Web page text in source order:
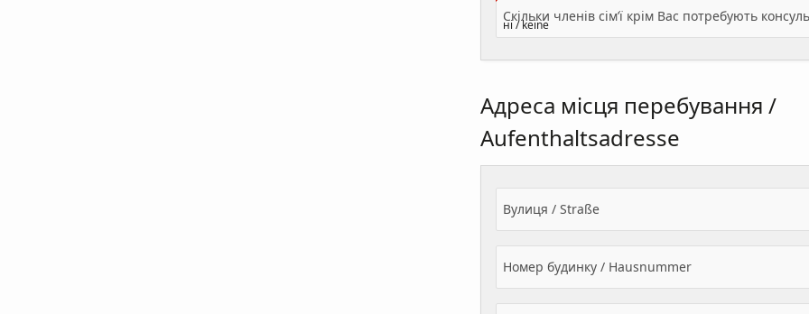
Адреса місця перебування /
Aufenthaltsadresse
Вулиця / Straße
Номер будинку / Hausnummer